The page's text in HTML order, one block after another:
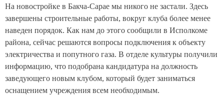
На новостройке в Бакча-Сарае мы никого не застали. Здесь
завершены строительные работы, вокруг клуба более менее
наведен порядок. Как нам до этого сообщили в Исполкоме
района, сейчас решаются вопросы подключения к объекту
электричества и попутного газа. В отделе культуры получили
информацию, что подобрана кандидатура на должность
заведующего новым клубом, который будет заниматься
оснащением учреждения всем необходимым.